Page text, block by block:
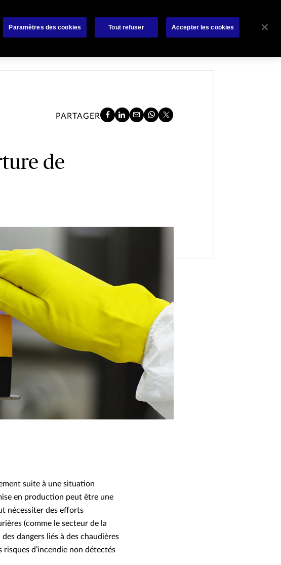
votre contratBibliothèqueÀ propos de nousContactez-nous
PARTAGER
de
suite à une situation
en production peut être une
nécessiter des efforts
(comme le secteur de la
dangers liés à des chaudières
d’incendie non détectés
Paramètres des cookies Tout refuser Accepter les cookies